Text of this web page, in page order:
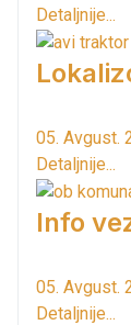
Detaljnije...
05. Avgust.
Detaljnije...
Info
05. Avgust.
Detaljnije...